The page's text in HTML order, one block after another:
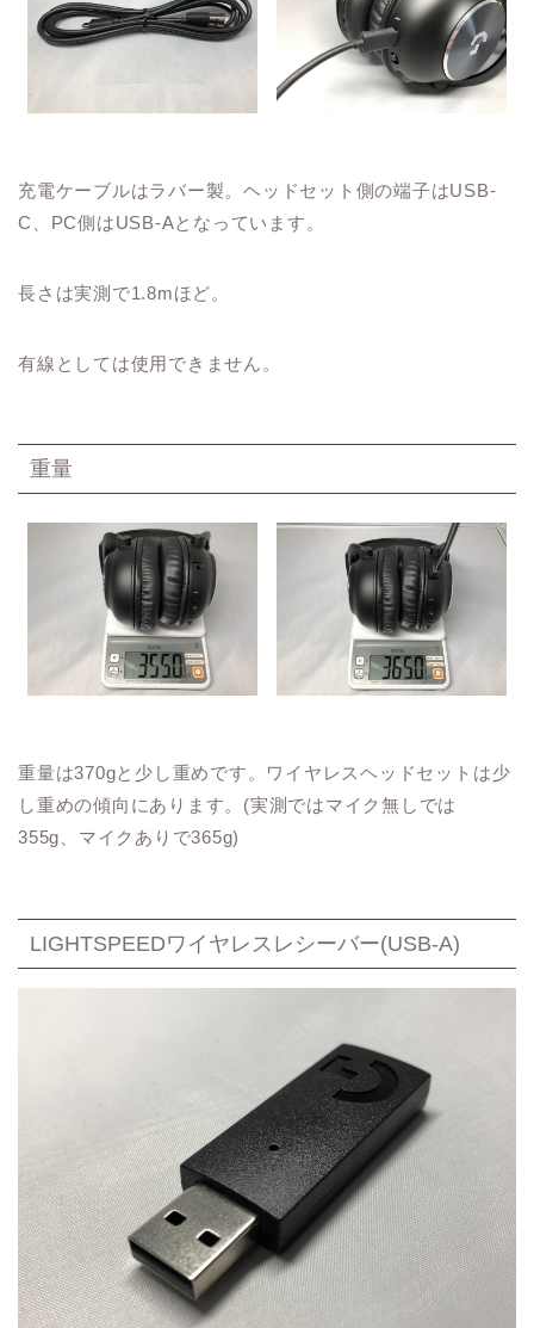
充電ケーブルはラバー製。ヘッドセット側の端子はUSB-
C、PC側はUSB-Aとなっています。
長さは実測で1.8mほど。
有線としては使用できません。
重量
重量は370gと少し重めです。ワイヤレスヘッドセットは少
し重めの傾向にあります。(実測ではマイク無しでは
355g、マイクありで365g)
LIGHTSPEEDワイヤレスレシーバー(USB-A)